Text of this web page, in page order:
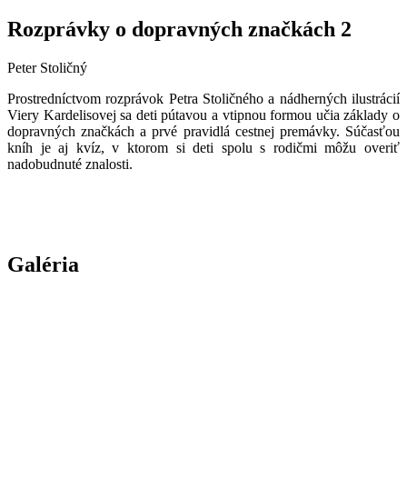
Rozprávky o dopravných značkách 2
Peter Stoličný
Prostredníctvom rozprávok Petra Stoličného a nádherných ilustrácií
Viery Kardelisovej sa deti pútavou a vtipnou formou učia základy o
dopravných značkách a prvé pravidlá cestnej premávky. Súčasťou
kníh je aj kvíz, v ktorom si deti spolu s rodičmi môžu overiť
nadobudnuté znalosti.
Galéria